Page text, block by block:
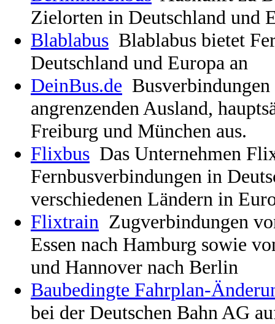
Zielorten in Deutschland und
Blablabus Blablabus bietet
Deutschland und Europa an
DeinBus.de
angrenzenden Ausland,
Freiburg und München aus.
Flixbus Das Unternehmen
Fernbusverbindungen in
verschiedenen Ländern in
Flixtrain Zugverbindungen
Essen nach Hamburg sowie
und Hannover nach Berlin
Baubedingte Fahrplan-
bei der Deutschen Bahn AG